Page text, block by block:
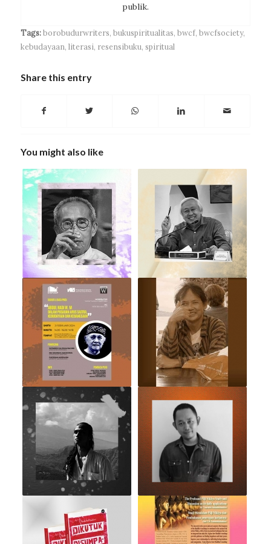
publik.
Tags: borobudurwriters, bukuspiritualitas, bwcf, bwcfsociety,
kebudayaan, literasi, resensibuku, spiritual
Share this entry
You might also like